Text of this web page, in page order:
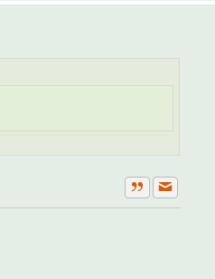
ZitatPrivate